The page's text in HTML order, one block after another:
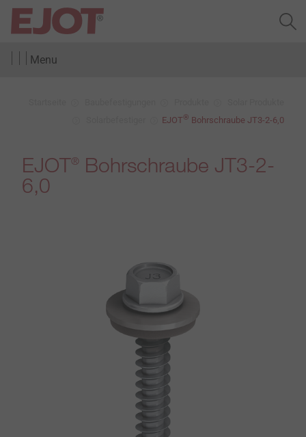
Menu
EJOT® Bohrschraube JT3-2-6,0
EJOT® Bohrschraube JT3-2-
6,0